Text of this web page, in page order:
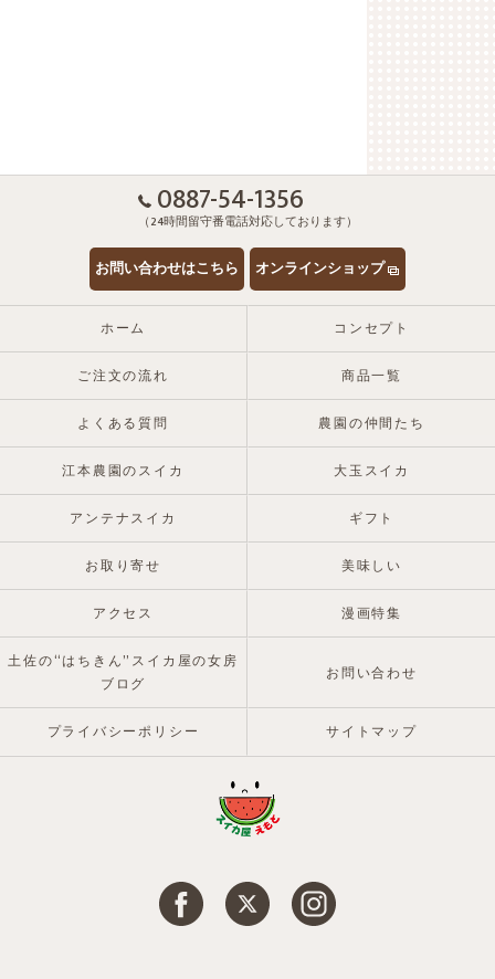
0887-54-1356
（24時間留守番電話対応しております）
お問い合わせはこちら オンラインショップ
ホーム コンセプト
ご注文の流れ 商品一覧
よくある質問 農園の仲間たち
江本農園のスイカ 大玉スイカ
アンテナスイカ ギフト
お取り寄せ 美味しい
アクセス 漫画特集
土佐の“はちきん”スイカ屋の女房
ブログ
お問い合わせ
プライバシーポリシー サイトマップ